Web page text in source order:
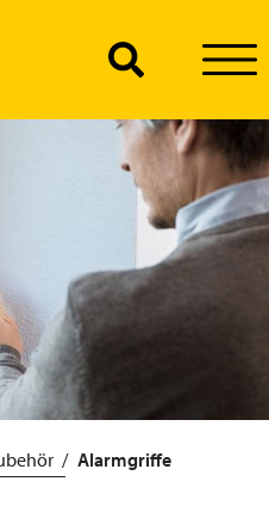
Alarmgriffe